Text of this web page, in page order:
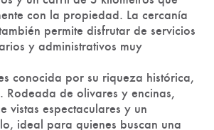
con la propiedad. La cercanía
permite disfrutar de servicios
y administrativos muy
conocida por su riqueza histórica,
Rodeada de olivares y encinas,
vistas espectaculares y un
ideal para quienes buscan una